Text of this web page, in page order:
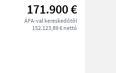
171.900 €
ÁFA-val kereskedőtől
152.123,89 € nettó